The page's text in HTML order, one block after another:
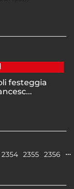
festeggia
2354 2355 2356 …